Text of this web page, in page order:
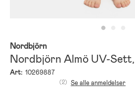
Nordbjörn
Nordbjörn Almö UV-
Art: 10269887
(2) Se alle anmeldelser